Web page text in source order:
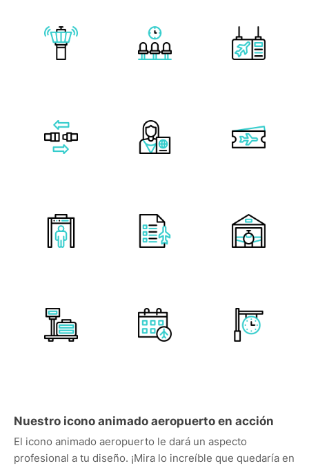
Nuestro icono animado aeropuerto en acción
El icono animado aeropuerto le dará un aspecto
profesional a tu diseño. ¡Mira lo increíble que quedaría en